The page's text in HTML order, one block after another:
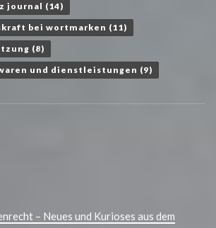
journal (14)
bei wortmarken (11)
(8)
und dienstleistungen (9)
– Neues und Kurioses aus dem